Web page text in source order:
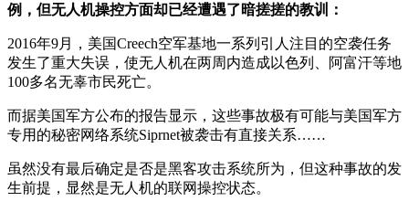
例，但无人机操控方面却已经遭遇了暗搓搓的教训：
2016年9月，美国Creech空军基地一系列引人注目的空袭任务
发生了重大失误，使无人机在两周内造成以色列、阿富汗等地
100多名无辜市民死亡。
而据美国军方公布的报告显示，这些事故极有可能与美国军方
专用的秘密网络系统Siprnet被袭击有直接关系……
虽然没有最后确定是否是黑客攻击系统所为，但这种事故的发
生前提，显然是无人机的联网操控状态。